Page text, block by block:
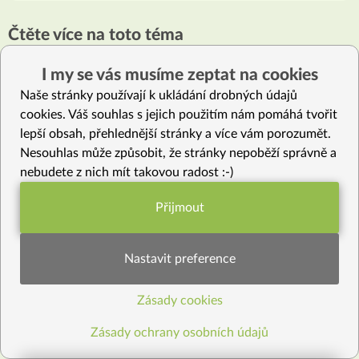
stravovací normy v MŠ, to množství mlíka, co děti
musí vypít, nebo jinak zkonzumovat…
Já tedy s vámi vařím a snažím se žvýkat i dál… držte
mi prosím palce!
Čtěte více na toto téma
Program Jarní očista za týden začíná!
I my se vás musíme zeptat na cookies
Naše stránky používají k ukládání drobných údajů
cookies. Váš souhlas s jejich použitím nám pomáhá tvořit
lepší obsah, přehlednější stránky a více vám porozumět.
Nesouhlas může způsobit, že stránky nepoběží správně a
nebudete z nich mít takovou radost :-)
Funkční nastavení potřebujeme (vždy
Statistiky pro lepší obsah
Přijmout
Nastavit preference
Zásady cookies
Zásady ochrany osobních údajů